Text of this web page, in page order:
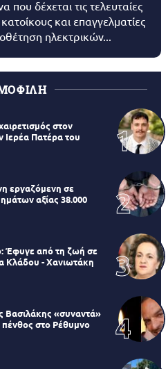
που δέχεται τις τελευταίες
και επαγγελματίες
ηλεκτρικών...
στον
Ιερέα Πατέρα του
εργαζόμενη σε
αξίας 38.000
Έφυγε από τη ζωή σε
Κλάδου - Χανιωτάκη
Βασιλάκης «συναντά»
στο Ρέθυμνο